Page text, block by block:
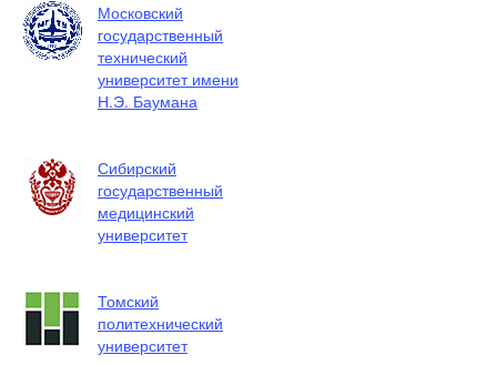
Московский
государственный
технический
университет имени
Н.Э. Баумана
Сибирский
государственный
медицинский
университет
Томский
политехнический
университет